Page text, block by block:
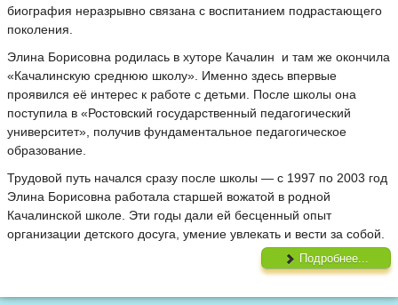
биография неразрывно связана с воспитанием подрастающего
поколения.
Элина Борисовна родилась в хуторе Качалин и там же окончила
«Качалинскую среднюю школу». Именно здесь впервые
проявился её интерес к работе с детьми. После школы она
поступила в «Ростовский государственный педагогический
университет», получив фундаментальное педагогическое
образование.
Трудовой путь начался сразу после школы — с 1997 по 2003 год
Элина Борисовна работала старшей вожатой в родной
Качалинской школе. Эти годы дали ей бесценный опыт
организации детского досуга, умение увлекать и вести за собой.
Подробнее...